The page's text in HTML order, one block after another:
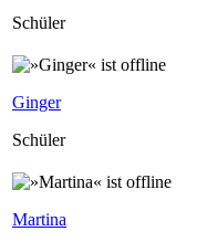
Schüler
Ginger
Schüler
Martina